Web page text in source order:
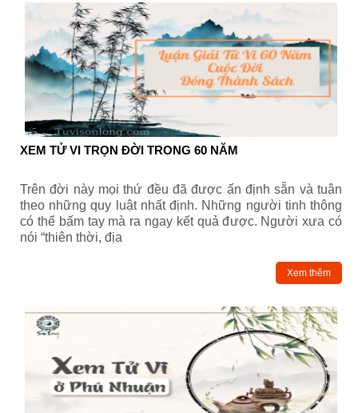
XEM TỬ VI TRỌN ĐỜI TRONG 60 NĂM
Trên đời này mọi thứ đều đã được ấn định sẵn và tuân
theo những quy luật nhất định. Những người tinh thông
có thể bấm tay mà ra ngay kết quả được. Người xưa có
nói “thiên thời, địa
Xem thêm